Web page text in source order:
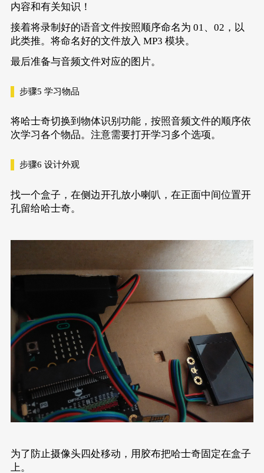
内容和有关知识！
接着将录制好的语音文件按照顺序命名为 01、02，以
此类推。将命名好的文件放入 MP3 模块。
最后准备与音频文件对应的图片。
步骤5 学习物品
将哈士奇切换到物体识别功能，按照音频文件的顺序依
次学习各个物品。注意需要打开学习多个选项。
步骤6 设计外观
找一个盒子，在侧边开孔放小喇叭，在正面中间位置开
孔留给哈士奇。
为了防止摄像头四处移动，用胶布把哈士奇固定在盒子
上。